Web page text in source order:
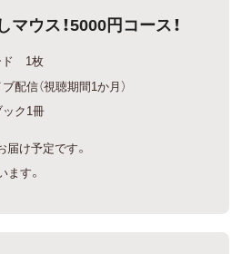
ウス！5000円コース！
ド 1枚
配信（視聴期間1か月）
ック1冊
け予定です。
す。